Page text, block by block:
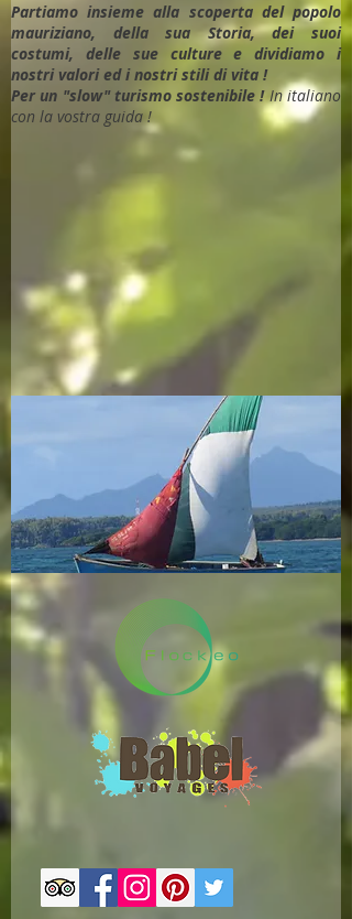
Partiamo insieme alla scoperta del popolo
mauriziano, della sua Storia, dei suoi
costumi, delle sue culture e dividiamo i
nostri valori ed i nostri stili di vita !
Per un "slow" turismo sostenibile !In italiano
con la vostra guida !